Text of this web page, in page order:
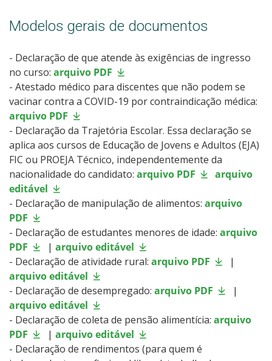
Modelos gerais de documentos
- Declaração de que atende às exigências de ingresso
no curso: arquivo PDF
- Atestado médico para discentes que não podem se
vacinar contra a COVID-19 por contraindicação médica:
arquivo PDF
- Declaração da Trajetória Escolar. Essa declaração se
aplica aos cursos de Educação de Jovens e Adultos (EJA)
FIC ou PROEJA Técnico, independentemente da
nacionalidade do candidato: arquivo PDF
arquivo
editável
- Declaração de manipulação de alimentos: arquivo
PDF
- Declaração de estudantes menores de idade: arquivo
PDF
| arquivo editável
- Declaração de atividade rural: arquivo PDF
|
arquivo editável
- Declaração de desempregado: arquivo PDF
|
arquivo editável
- Declaração de coleta de pensão alimentícia: arquivo
PDF
| arquivo editável
- Declaração de rendimentos (para quem é